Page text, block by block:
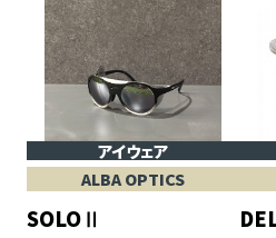
アイウェア
ALBA OPTICS
SOLOⅡ